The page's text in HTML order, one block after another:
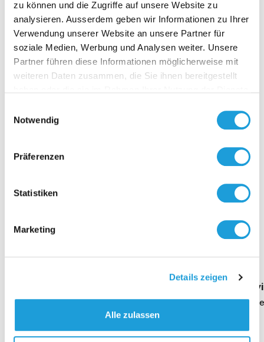
zu können und die Zugriffe auf unsere Website zu
analysieren. Ausserdem geben wir Informationen zu Ihrer
Verwendung unserer Website an unsere Partner für
soziale Medien, Werbung und Analysen weiter. Unsere
Partner führen diese Informationen möglicherweise mit
weiteren Daten zusammen, die Sie ihnen bereitgestellt
Notwendig
Präferenzen
Statistiken
Marketing
Details zeigen
Alle zulassen
F-13
Zum
am
Für
zum
zum
Der
Kunststoff,
zum
Zur
Einblicke zu 40 Jahren
Oppermann
Dauer 4 Minuten